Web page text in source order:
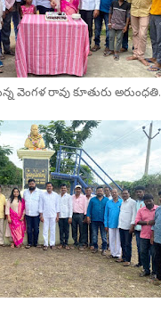
వెంగళ రావు కూతురు అరుంధతి.